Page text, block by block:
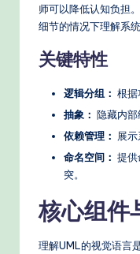
W
&
师可以降低认知负担
细节的情况下理解系统
关键特性
逻辑分组： 根据
抽象： 隐藏内部
依赖管理：
展
命名空间： 提供
突。
核心组件
理解UML的视觉语言